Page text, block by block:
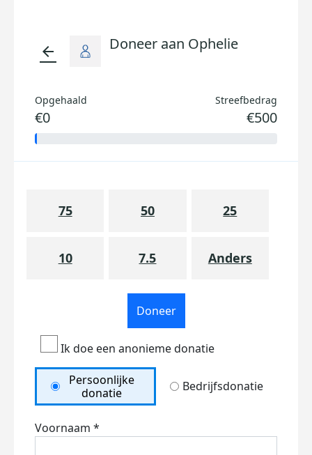
arrow_back Doneer aan Ophelie
Opgehaald
€0
Streefbedrag
€500
75 50 25
10 7.5 Anders
Doneer
Ik doe een anonieme donatie
Persoonlijke
donatie
Bedrijfsdonatie
Voornaam *